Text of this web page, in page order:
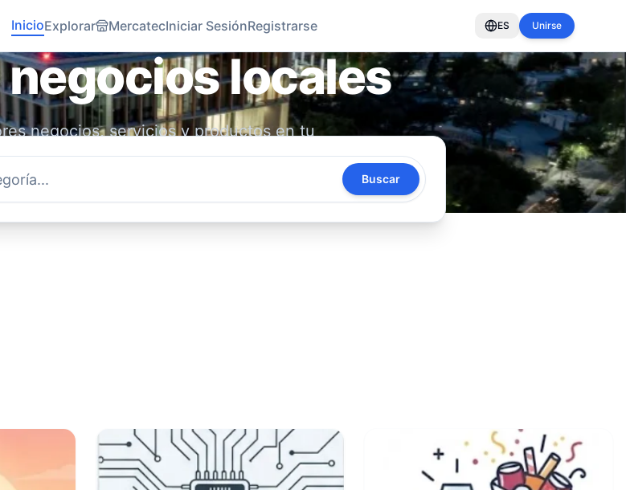
InicioExplorar MercatecIniciar SesiónRegistrarse ES Unirse
locales
negocios, servicios y productos en tu
con emprendedores locales y apoya tu
Buscar